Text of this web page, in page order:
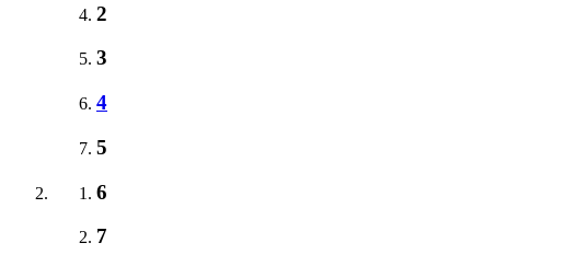
2
3
4
5
6
7